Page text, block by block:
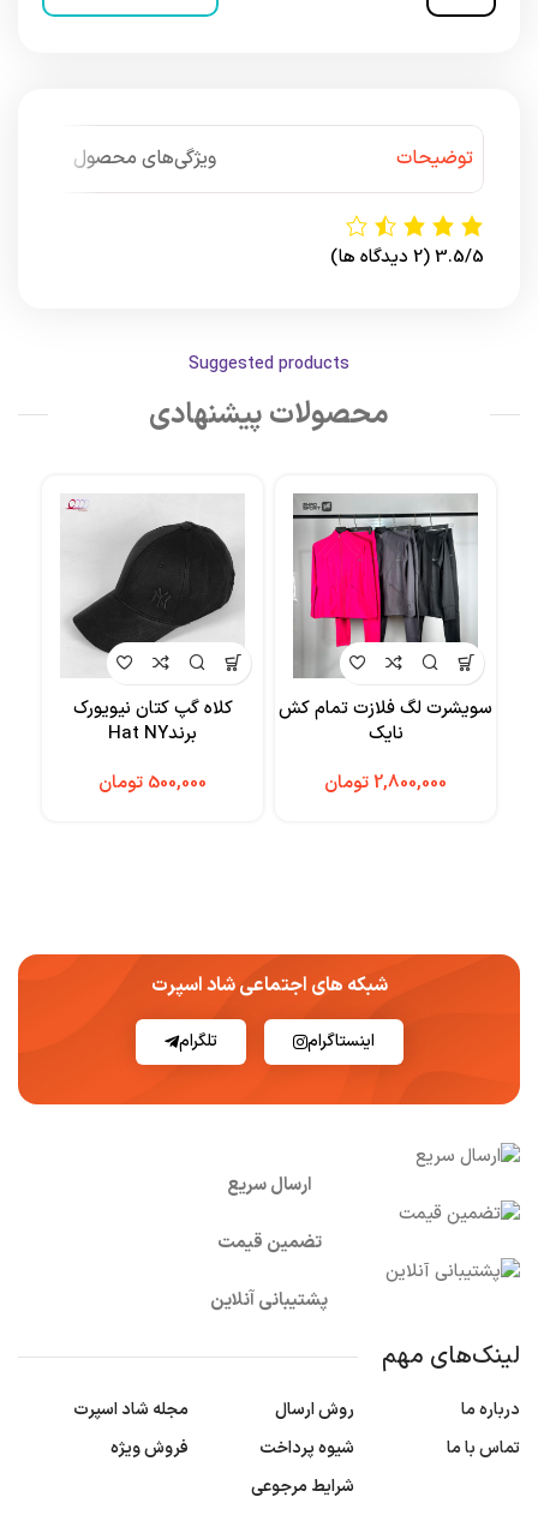
توضیحات ویژگی‌های محصول
3.5/5(2 دیدگاه ها)
Suggested products
محصولات پیشنهادی
سویشرت لگ فلازت تمام کش
نایک
تومان
کلاه گپ کتان نیویورک
برندHat NY
تومان
شبکه های اجتماعی شاد اسپرت
اینستاگرام تلگرام
ارسال سریع
تضمین قیمت
پشتیبانی آنلاین
لینک‌های مهم
درباره ما
تماس با ما
روش ارسال
شیوه پرداخت
شرایط مرجوعی
مجله شاد اسپرت
فروش ویژه